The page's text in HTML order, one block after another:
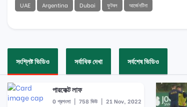
UAE Argentina Dubai ফুটবল আর্জেনটিনা
সংশ্লিষ্ট ভিডিও সর্বাধিক দেখা সর্বশেষ ভিডিও
পারফেক্ট লাফ
0 প্রশংসা | 758 ভিউ | 21 Nov, 2022